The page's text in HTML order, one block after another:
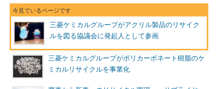
三菱ケミカルグループがアクリル製品のリサイク
ルを図る協議会に発起人として参画
三菱ケミカルグループがポリカーボネート樹脂のケ
ミカルリサイクルを事業化